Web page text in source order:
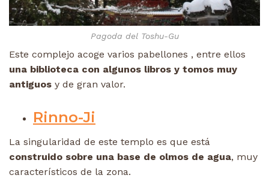
Pagoda del Toshu-Gu
Este complejo acoge varios pabellones , entre ellos
una biblioteca con algunos libros y tomos muy
antiguos y de gran valor.
Rinno-Ji
La singularidad de este templo es que está
construido sobre una base de olmos de agua, muy
característicos de la zona.